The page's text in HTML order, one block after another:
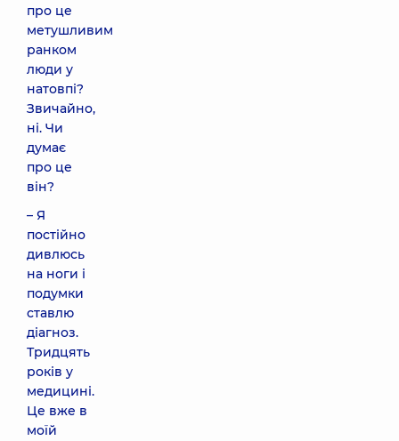
про це
метушливим
ранком
люди у
натовпі?
Звичайно,
ні. Чи
думає
про це
він?
– Я
постійно
дивлюсь
на ноги і
подумки
ставлю
діагноз.
Тридцять
років у
медицині.
Це вже в
моїй